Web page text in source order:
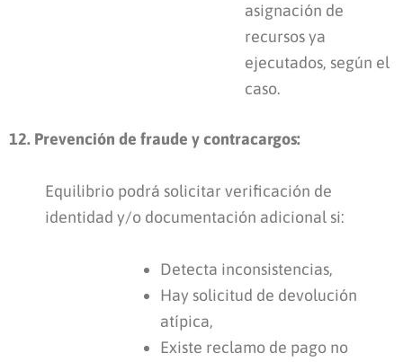
asignación de
recursos ya
ejecutados, según el
caso.
12. Prevención de fraude y contracargos:
Equilibrio podrá solicitar verificación de
identidad y/o documentación adicional si:
Detecta inconsistencias,
Hay solicitud de devolución
atípica,
Existe reclamo de pago no